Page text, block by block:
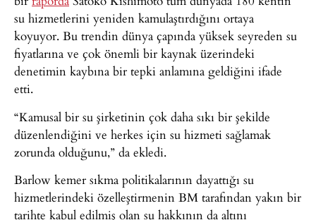
su hizmetlerini yeniden kamulaştırdığını ortaya
koyuyor. Bu trendin dünya çapında yüksek seyreden su
fiyatlarına ve çok önemli bir kaynak üzerindeki
denetimin kaybına bir tepki anlamına geldiğini ifade
etti.
“Kamusal bir su şirketinin çok daha sıkı bir şekilde
düzenlendiğini ve herkes için su hizmeti sağlamak
zorunda olduğunu,” da ekledi.
Barlow kemer sıkma politikalarının dayattığı su
hizmetlerindeki özelleştirmenin BM tarafından yakın bir
tarihte kabul edilmiş olan su hakkının da altını